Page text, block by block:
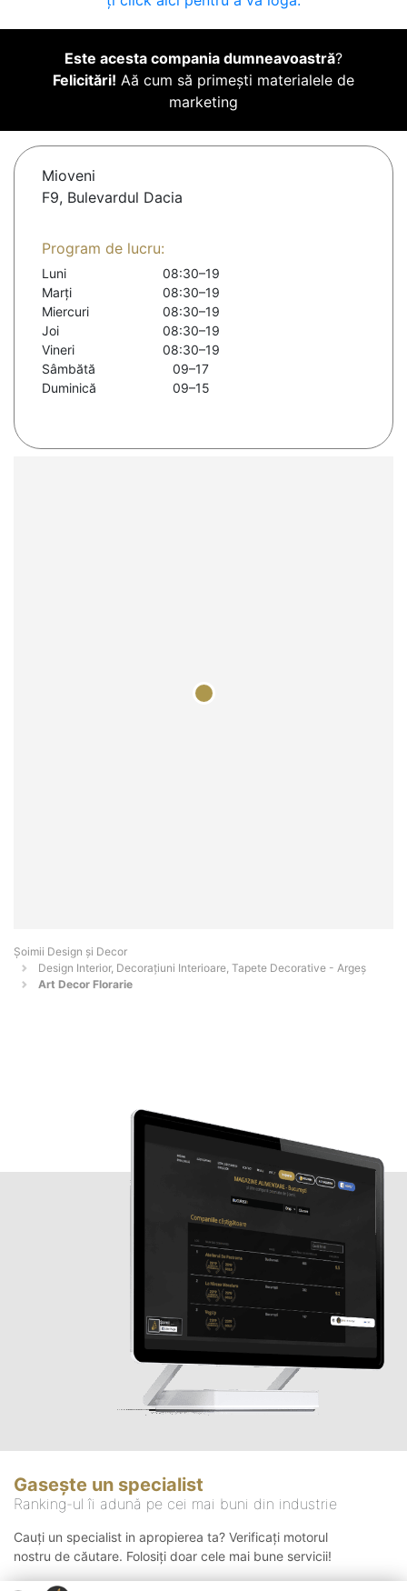
Este acesta compania dumneavoastră?
Felicitări! Aă cum să primești materialele de
marketing
Mioveni
F9, Bulevardul Dacia
Program de lucru:
Luni
08:30–19
Marți
08:30–19
Miercuri
08:30–19
Joi
08:30–19
Vineri
08:30–19
Sâmbătă
09–17
Duminică
09–15
Șoimii Design și Decor
Design Interior, Decorațiuni Interioare, Tapete Decorative - Argeş
Art Decor Florarie
Gasește un specialist
Ranking-ul îi adună pe cei mai buni din industrie
Cauți un specialist in apropierea ta? Verificați motorul
nostru de căutare. Folosiți doar cele mai bune servicii!